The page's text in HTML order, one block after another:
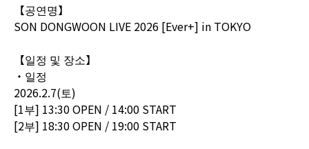
【공연명】
SON DONGWOON LIVE 2026 [Ever+] in TOKYO
【일정 및 장소】
・일정
2026.2.7(토)
[1부] 13:30 OPEN / 14:00 START
[2부] 18:30 OPEN / 19:00 START